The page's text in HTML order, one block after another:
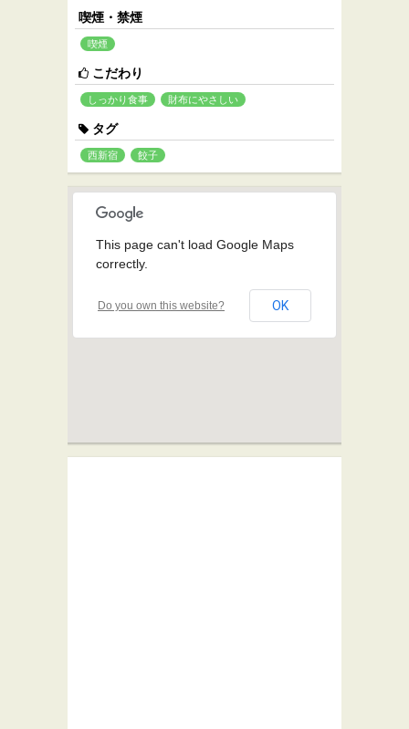
喫煙・禁煙
喫煙
こだわり
しっかり食事 財布にやさしい
タグ
西新宿 餃子
This page can't load Google Maps
correctly.
Do you own this website? OK